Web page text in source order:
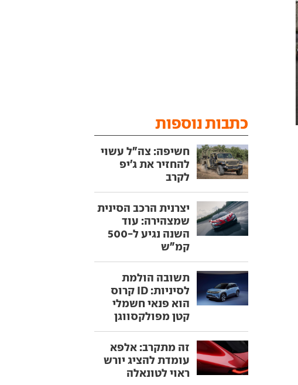
כתבות נוספות
חשיפה: צה"ל עשוי
להחזיר את ג'יפ
לקרב
יצרנית הרכב הסינית
שמצהירה: עוד
השנה נגיע ל-500
קמ"ש
תשובה הולמת
לסיניות: ID קרוס
הוא פנאי חשמלי
קטן מפולקסווגן
זה מתקרב: אלפא
עומדת להציג יורש
ראוי לטונאלה